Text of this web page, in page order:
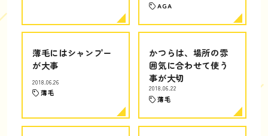
AGA
薄毛にはシャンプー
が大事
2018.06.26
薄毛
かつらは、場所の雰
囲気に合わせて使う
事が大切
2018.06.22
薄毛